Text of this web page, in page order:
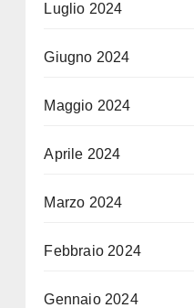
Luglio 2024
Giugno 2024
Maggio 2024
Aprile 2024
Marzo 2024
Febbraio 2024
Gennaio 2024